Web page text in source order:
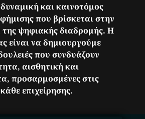
και καινοτόμος
που βρίσκεται στην
ψηφιακής διαδρομής. Η
είναι να δημιουργούμε
που συνδυάζουν
αισθητική και
προσαρμοσμένες στις
επιχείρησης.